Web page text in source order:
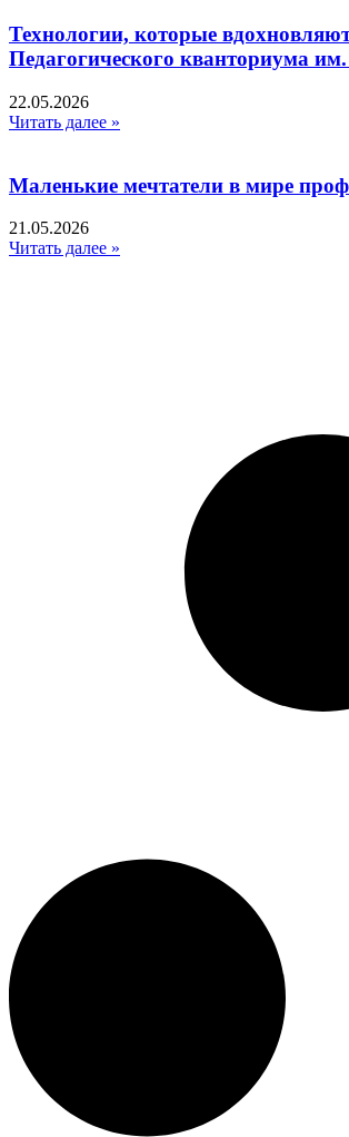
Технологии, которые
Педагогического кванториума
22.05.2026
Читать далее »
Маленькие мечтатели в мире
21.05.2026
Читать далее »